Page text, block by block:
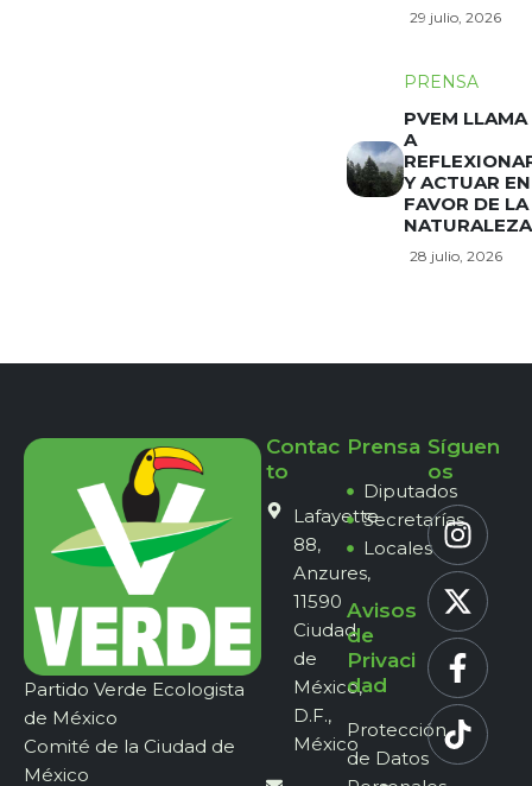
29 julio, 2026
PRENSA
PVEM LLAMA
A
Y ACTUAR EN
FAVOR DE LA
NATURALEZA
28 julio, 2026
Partido Verde Ecologista
de México
Comité de la Ciudad de
México
Contac
to
Lafayette
88,
Anzures,
11590
Ciudad
de
México,
D.F.,
México
Prensa
Diputados
Secretarías
Locales
Avisos
de
Privaci
dad
Protección
de Datos
Síguen
os